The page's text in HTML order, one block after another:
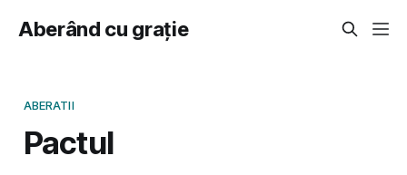
Aberând cu grație
ABERATII
Pactul